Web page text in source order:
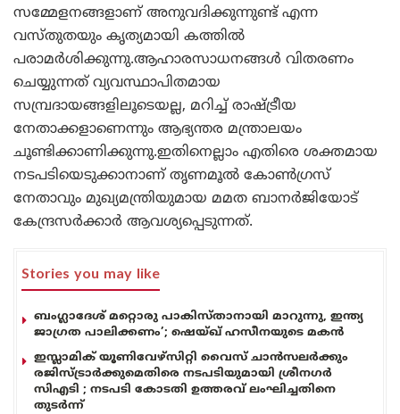
സമ്മേളനങ്ങളാണ് അനുവദിക്കുന്നുണ്ട് എന്ന
വസ്തുതയും കൃത്യമായി കത്തിൽ
പരാമർശിക്കുന്നു.ആഹാരസാധനങ്ങൾ വിതരണം
ചെയ്യുന്നത് വ്യവസ്ഥാപിതമായ
സമ്പ്രദായങ്ങളിലൂടെയല്ല, മറിച്ച് രാഷ്ട്രീയ
നേതാക്കളാണെന്നും ആഭ്യന്തര മന്ത്രാലയം
ചൂണ്ടിക്കാണിക്കുന്നു.ഇതിനെല്ലാം എതിരെ ശക്തമായ
നടപടിയെടുക്കാനാണ് തൃണമൂൽ കോൺഗ്രസ്
നേതാവും മുഖ്യമന്ത്രിയുമായ മമത ബാനർജിയോട്
കേന്ദ്രസർക്കാർ ആവശ്യപ്പെടുന്നത്.
Stories you may like
ബംഗ്ലാദേശ് മറ്റൊരു പാകിസ്താനായി മാറുന്നു, ഇന്ത്യ
ജാഗ്രത പാലിക്കണം’; ഷെയ്ഖ് ഹസീനയുടെ മകൻ
ഇസ്ലാമിക് യൂണിവേഴ്സിറ്റി വൈസ് ചാൻസലർക്കും
രജിസ്ട്രാർക്കുമെതിരെ നടപടിയുമായി ശ്രീനഗർ
സിഎടി ; നടപടി കോടതി ഉത്തരവ് ലംഘിച്ചതിനെ
തുടർന്ന്